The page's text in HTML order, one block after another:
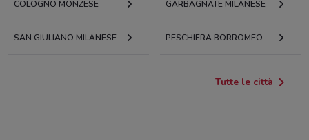
COLOGNO MONZESE GARBAGNATE MILANESE
SAN GIULIANO MILANESE PESCHIERA BORROMEO
Tutte le città